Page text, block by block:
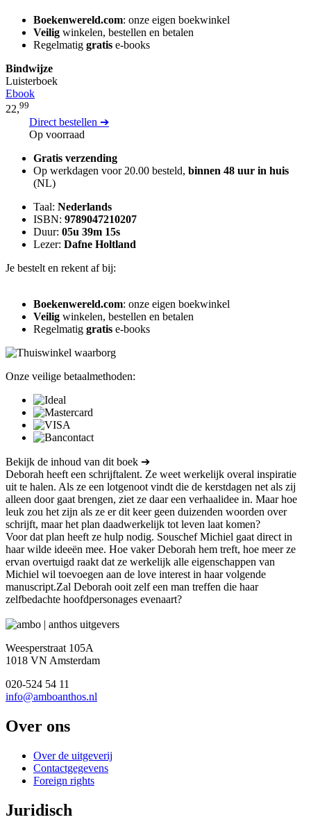
Boekenwereld.com: onze eigen boekwinkel
Veilig winkelen, bestellen en betalen
Regelmatig gratis e-books
Bindwijze
Luisterboek
Ebook
22,99
Direct bestellen ➔
Op voorraad
Gratis verzending
Op werkdagen voor 20.00 besteld, binnen 48 uur in huis
(NL)
Taal: Nederlands
ISBN: 9789047210207
Duur: 05u 39m 15s
Lezer: Dafne Holtland
Je bestelt en rekent af bij:
Boekenwereld.com: onze eigen boekwinkel
Veilig winkelen, bestellen en betalen
Regelmatig gratis e-books
Onze veilige betaalmethoden:
Bekijk de inhoud van dit boek ➔
Deborah heeft een schrijftalent. Ze weet werkelijk overal inspiratie
uit te halen. Als ze een lotgenoot vindt die de kerstdagen net als zij
alleen door gaat brengen, ziet ze daar een verhaalidee in. Maar hoe
leuk zou het zijn als ze er dit keer geen duizenden woorden over
schrijft, maar het plan daadwerkelijk tot leven laat komen?
Voor dat plan heeft ze hulp nodig. Souschef Michiel gaat direct in
haar wilde ideeën mee. Hoe vaker Deborah hem treft, hoe meer ze
ervan overtuigd raakt dat ze werkelijk alle eigenschappen van
Michiel wil toevoegen aan de love interest in haar volgende
manuscript.Zal Deborah ooit zelf een man treffen die haar
zelfbedachte hoofdpersonages evenaart?
Weesperstraat 105A
1018 VN Amsterdam
020-524 54 11
info@amboanthos.nl
Over ons
Over de uitgeverij
Contactgegevens
Foreign rights
Juridisch